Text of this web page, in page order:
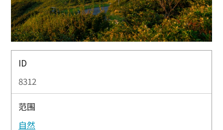
ID
8312
范围
自然